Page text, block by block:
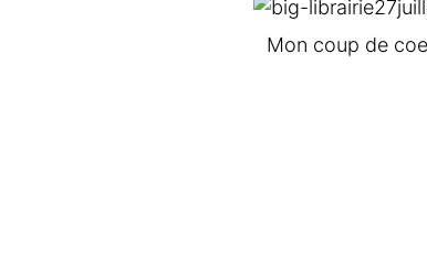
coeur !!! Coup de